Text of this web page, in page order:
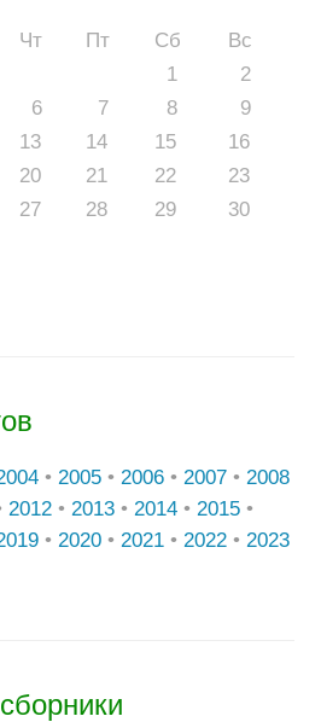
Чт Пт Сб
Вс
1
2
6 7 8
9
13 14 15
16
20 21 22
23
27 28 29
30
• 2005 • 2006 • 2007 • 2008
2012 • 2013 • 2014 • 2015 •
• 2020 • 2021 • 2022 • 2023